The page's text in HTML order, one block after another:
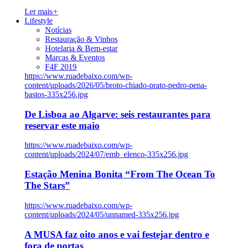
Ler mais+
Lifestyle
Notícias
Restauração & Vinhos
Hotelaria & Bem-estar
Marcas & Eventos
F4F 2019
https://www.ruadebaixo.com/wp-
content/uploads/2026/05/broto-chiado-prato-pedro-pena-
bastos-335x256.jpg
De Lisboa ao Algarve: seis restaurantes para
reservar este maio
https://www.ruadebaixo.com/wp-
content/uploads/2024/07/emb_elenco-335x256.jpg
Estação Menina Bonita “From The Ocean To
The Stars”
https://www.ruadebaixo.com/wp-
content/uploads/2024/05/unnamed-335x256.jpg
A MUSA faz oito anos e vai festejar dentro e
fora de portas